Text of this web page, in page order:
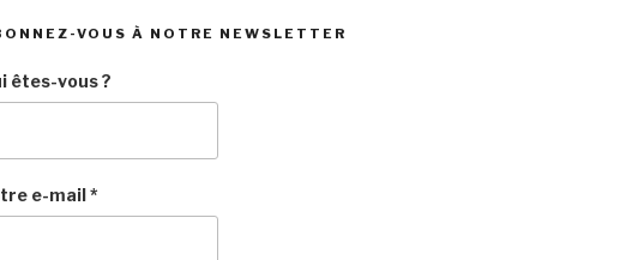
VOUS À NOTRE NEWSLETTER
êtes-vous ?
e-mail*